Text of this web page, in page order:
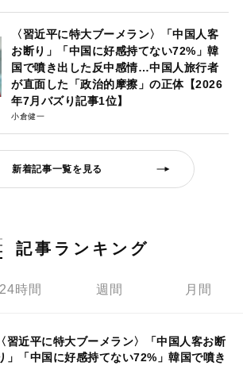
〈習近平に特大ブーメラン〉「中国人客
お断り」「中国に好感持てない72%」韓
国で噴き出した反中感情…中国人旅行者
が直面した「政治的摩擦」の正体【2026
年7月バズり記事1位】
小倉健一
新着記事一覧を見る
記事ランキング
24時間 週間 月間
〈習近平に特大ブーメラン〉「中国人客お断
」「中国に好感持てない72%」韓国で噴き